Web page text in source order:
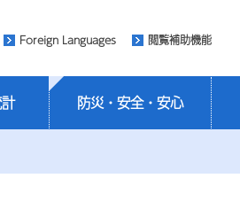
Foreign Languages 閲覧補助機能
防災・安全・安心